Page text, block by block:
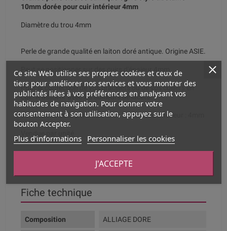
10mm dorée pour cuir intérieur 4mm
Diamètre du trou 4mm
Perle de grande qualité en laiton doré antique. Origine ASIE.
Peut se positionner sur des cuirs d'épaieur 4mm
Pour la confection de vos bracelets ou de vos colliers en
cuir. A assortir avec les couleurs de lacets.
Dimensions de la perle colonne : 10mm trou intérieur : 4mm
Matière : laiton doré antique. Origine Asie.
Fiche technique
Composition ALLIAGE DORE
Ce site Web utilise ses propres cookies et ceux de
tiers pour améliorer nos services et vous montrer des
publicités liées à vos préférences en analysant vos
habitudes de navigation. Pour donner votre
consentement à son utilisation, appuyez sur le
bouton Accepter.
Plus d'informations Personnaliser les cookies
J'ACCEPTE